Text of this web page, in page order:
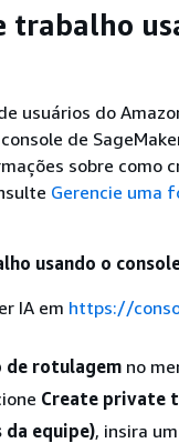
trabalho
usuários do
de
sobre como
Gerencie uma
usando o
IA em https://
de rotulagem no
Create private
da equipe), insira um